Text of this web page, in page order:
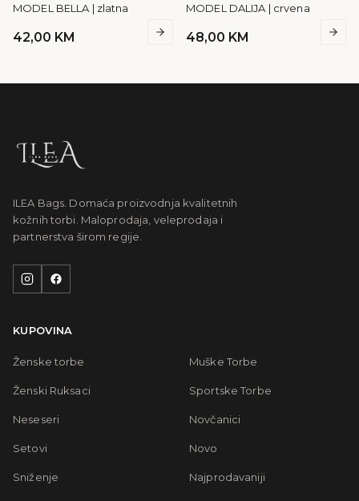
MODEL BELLA | zlatna
42,00 KM
MODEL DALIJA | crvena
48,00 KM
ILEA Bags. Domaća proizvodnja kvalitetnih
kožnih torbi. Maloprodaja, veleprodaja i
partnerstva širom regije.
KUPOVINA
Ženske torbe Muške Torbe
Ženski Ruksaci Sportske Torbe
Neseseri Novčanici
Setovi Novo
Sniženje Najprodavaniji